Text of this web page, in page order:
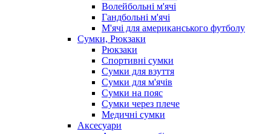
Волейбольні м'ячі
Гандбольні м'ячі
М'ячі для американського футболу
Сумки, Рюкзаки
Рюкзаки
Спортивні сумки
Сумки для взуття
Сумки для м'ячів
Сумки на пояс
Сумки через плече
Медичні сумки
Аксесуари